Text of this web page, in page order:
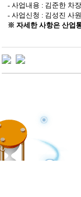
- 사업내용 : 김준한 차장
- 사업신청 : 김성진 사원
※ 자세한 사항은 산업